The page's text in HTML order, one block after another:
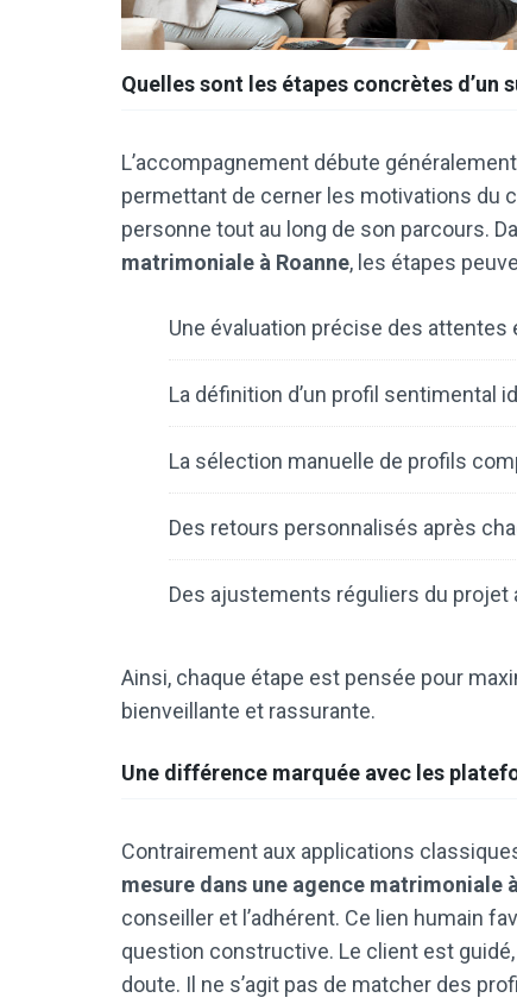
Quelles sont les étapes concrètes d’un
L’accompagnement débute
permettant de cerner les motivations du
personne tout au long de son parcours.
matrimoniale à Roanne, les étapes
Une évaluation précise des attentes
La définition d’un profil sentimental
La sélection manuelle de profils
Des retours personnalisés après
Des ajustements réguliers du projet
Ainsi, chaque étape est pensée pour
bienveillante et rassurante.
Une différence marquée avec les
Contrairement aux applications
mesure dans une agence matrimoniale
conseiller et l’adhérent. Ce lien humain
question constructive. Le client est
doute. Il ne s’agit pas de matcher des